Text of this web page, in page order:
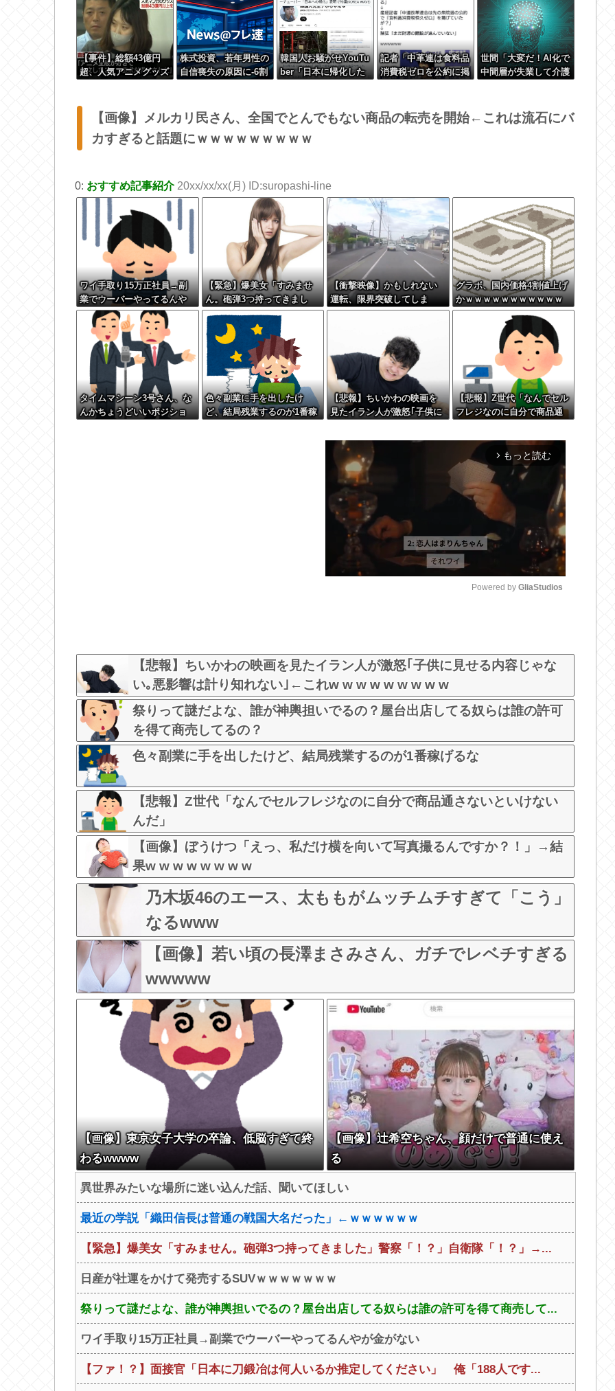
ろうな
すレジェンドの共通点
と我流の演出論
「参加者の少なさを隠
すために通行人に混じ
ってるのリプ欄でバラ
されてて草」
【事件】総額43億円
超、人気アニメグッズ
「オンラインショップ
を売り切れ状態にして
商品相場を操作してた
株式投資、若年男性の
自信喪失の原因に-6割
韓国人お騒がせYouTu
ber「日本に帰化した
記者「中革連は食料品
消費税ゼロを公約に掲
いう条件付き」
世間「大変だ！AI化で
中間層が失業して介護
ん…うん？
【画像】メルカリ民さん、全国でとんでもない商品の転売を開始←これは流石にバ
カすぎると話題にｗｗｗｗｗｗｗｗｗ
0: おすすめ記事紹介20xx/xx/xx(月) ID:suropashi-line
ワイ手取り15万正社員→副
業でウーバーやってるんや
が金がない
【緊急】爆美女「すみませ
ん。砲弾3つ持ってきまし
た」警察「！？」自衛隊
「！？」→結果w w w w w
w w w
【衝撃映像】かもしれない
運転、限界突破してしま
う・・・
グラボ、国内価格4割値上げ
かｗｗｗｗｗｗｗｗｗｗｗ
ｗｗｗｗｗ
タイムマシーン3号さん、な
んかちょうどいいポジショ
色々副業に手を出したけ
ど、結局残業するのが1番稼
【悲報】ちいかわの映画を
見たイラン人が激怒｢子供に
は計り知れない｣←これw w
w w w w w w w
【悲報】Z世代「なんでセル
フレジなのに自分で商品通
t
Powered by GliaStudios
【悲報】ちいかわの映画を見たイラン人が激怒｢子供に見せる内容じゃな
い｡悪影響は計り知れない｣←これw w w w w w w w w
祭りって謎だよな、誰が神輿担いでるの？屋台出店してる奴らは誰の許可
を得て商売してるの？
色々副業に手を出したけど、結局残業するのが1番稼げるな
【悲報】Z世代「なんでセルフレジなのに自分で商品通さないといけない
んだ」
【画像】ぼうけつ「えっ、私だけ横を向いて写真撮るんですか？！」→結
果w w w w w w w w
乃木坂46のエース、太ももがムッチムチすぎて「こう」
なるwww
【画像】若い頃の長澤まさみさん、ガチでレベチすぎる
wwwww
【画像】東京女子大学の卒論、低脳すぎて終
わるwwww
【画像】辻希空ちゃん、顔だけで普通に使え
る
異世界みたいな場所に迷い込んだ話、聞いてほしい
最近の学説「織田信長は普通の戦国大名だった」←ｗｗｗｗｗｗ
【緊急】爆美女「すみません。砲弾3つ持ってきました」警察「！？」自衛隊「！？」→...
日産が社運をかけて発売するSUVｗｗｗｗｗｗｗ
祭りって謎だよな、誰が神輿担いでるの？屋台出店してる奴らは誰の許可を得て商売して...
ワイ手取り15万正社員→副業でウーバーやってるんやが金がない
【ファ！？】面接官「日本に刀鍛冶は何人いるか推定してください」 俺「188人です...